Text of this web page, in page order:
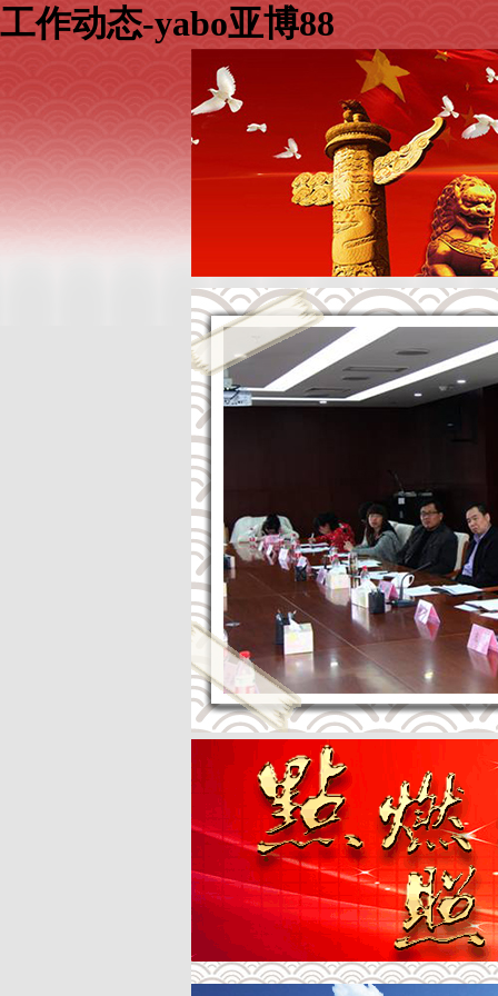
工作动态-yabo亚博88